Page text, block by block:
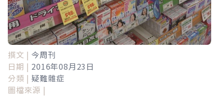
撰文 | 今周刊
日期 | 2016年08月23日
分類 | 疑難雜症
圖檔來源 |